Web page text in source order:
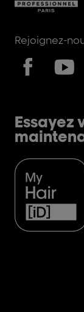
Rejoignez-
Essayez